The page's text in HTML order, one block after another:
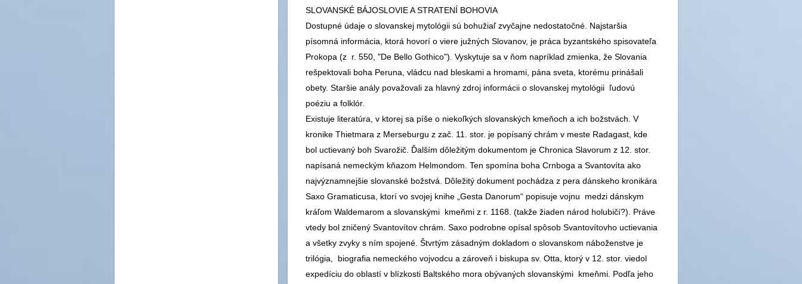
SLOVANSKÉ BÁJOSLOVIE A STRATENÍ BOHOVIA
Dostupné údaje o slovanskej mytológii sú bohužiaľ zvyčajne nedostatočné. Najstaršia
písomná informácia, ktorá hovorí o viere južných Slovanov, je práca byzantského spisovateľa
Prokopa (z r. 550, "De Bello Gothico"). Vyskytuje sa v ňom napríklad zmienka, že Slovania
rešpektovali boha Peruna, vládcu nad bleskami a hromami, pána sveta, ktorému prinášali
obety. Staršie anály považovali za hlavný zdroj informácii o slovanskej mytológii ľudovú
poéziu a folklór.
Existuje literatúra, v ktorej sa píše o niekoľkých slovanských kmeňoch a ich božstvách. V
kronike Thietmara z Merseburgu z zač. 11. stor. je popísaný chrám v meste Radagast, kde
bol uctievaný boh Svarožič. Ďalším dôležitým dokumentom je Chronica Slavorum z 12. stor.
napísaná nemeckým kňazom Helmondom. Ten spomína boha Crnboga a Svantovíta ako
najvýznamnejšie slovanské božstvá. Dôležitý dokument pochádza z pera dánskeho kronikára
Saxo Gramaticusa, ktorí vo svojej knihe „Gesta Danorum“ popisuje vojnu medzi dánskym
kráľom Waldemarom a slovanskými kmeňmi z r. 1168. (takže žiaden národ holubičí?). Práve
vtedy bol zničený Svantovítov chrám. Saxo podrobne opísal spôsob Svantovítovho uctievania
a všetky zvyky s ním spojené. Štvrtým zásadným dokladom o slovanskom náboženstve je
trilógia, biografia nemeckého vojvodcu a zároveň i biskupa sv. Otta, ktorý v 12. stor. viedol
expedíciu do oblastí v blízkosti Baltského mora obývaných slovanskými kmeňmi. Podľa jeho